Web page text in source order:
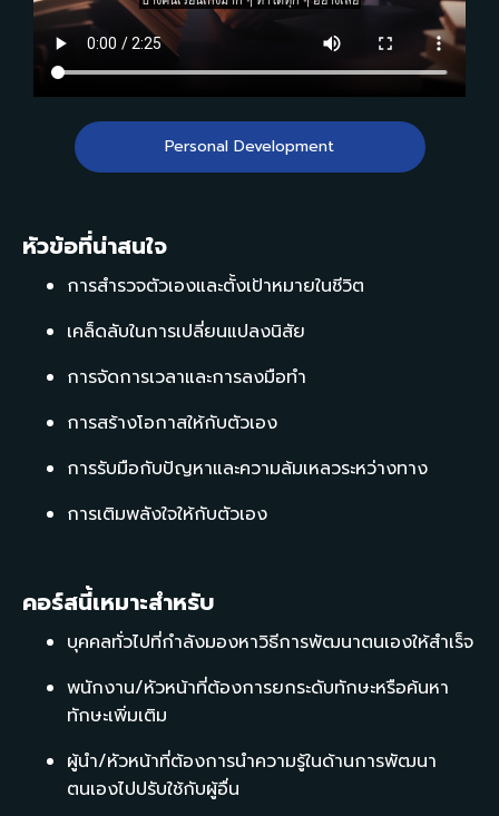
Personal Development
หัวข้อที่น่าสนใจ
การสำรวจตัวเองและตั้งเป้าหมายในชีวิต
เคล็ดลับในการเปลี่ยนแปลงนิสัย
การจัดการเวลาและการลงมือทำ
การสร้างโอกาสให้กับตัวเอง
การรับมือกับปัญหาและความล้มเหลวระหว่างทาง
การเติมพลังใจให้กับตัวเอง
คอร์สนี้เหมาะสำหรับ
บุคคลทั่วไปที่กำลังมองหาวิธีการพัฒนาตนเองให้สำเร็จ
พนักงาน/หัวหน้าที่ต้องการยกระดับทักษะหรือค้นหา
ทักษะเพิ่มเติม
ผู้นำ/หัวหน้าที่ต้องการนำความรู้ในด้านการพัฒนา
ตนเองไปปรับใช้กับผู้อื่น